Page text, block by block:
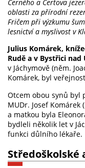
Černého a Čertova
oblasti za přírodní
Fričem při výzkumu
lesnictví a myslivost v
Julius Komárek,
Rudě a v Bystřici nad
v Jáchymově (něm.
Komárek, byl
Otcem obou synů byl
MUDr. Josef Komárek
a matkou byla
bydleli několik let v
funkci důlního lékaře.
Středoškolské